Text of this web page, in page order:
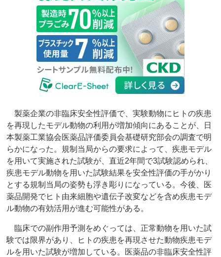
製薬企業の非臨床安全性評価で、実験動物にヒトの疾患
を再現したモデル動物の利用が増加傾向にあることが、日
本製薬工業協会医薬品評価委員会基礎研究部会の調査で明
らかになった。規制当局からの要求によって、疾患モデル
を用いて実施された試験が、直近2年間で3試験認められ、
疾患モデル動物を用いた試験結果を安全性評価の手がかり
とする規制当局の姿勢も浮き彫りになっている。今後、医
薬品開発でヒト由来細胞や遺伝子改変などを含め疾患モデ
ル動物の有効活用が進む可能性がある。
臨床での副作用予測をめぐっては、正常動物を用いた試
験では限界があり、ヒトの疾患を再現させた動物疾患モデ
ルを用いた試験が増加している。医薬品の非臨床安全性評